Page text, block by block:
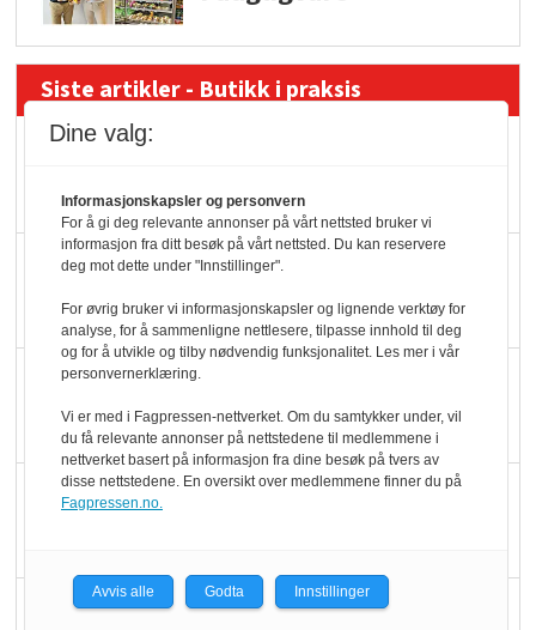
Siste artikler - Butikk i praksis
dundrer videre
Slik opprettholdes
ølsalget
Færre varer, men fulle
hyller
KI lager mat i butikken
Q passerte 1 milliard i
Dine valg:
Informasjonskapsler og personvern
For å gi deg relevante annonser på vårt nettsted bruker vi
informasjon fra ditt besøk på vårt nettsted. Du kan reservere
deg mot dette under "Innstillinger".
For øvrig bruker vi informasjonskapsler og lignende verktøy for
analyse, for å sammenligne nettlesere, tilpasse innhold til deg
og for å utvikle og tilby nødvendig funksjonalitet. Les mer i vår
personvernerklæring.
Vi er med i Fagpressen-nettverket. Om du samtykker under, vil
du få relevante annonser på nettstedene til medlemmene i
nettverket basert på informasjon fra dine besøk på tvers av
disse nettstedene. En oversikt over medlemmene finner du på
Fagpressen.no.
Avvis alle Godta Innstillinger